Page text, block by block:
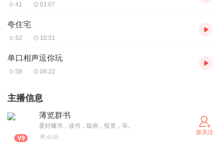
41 01:07
夸住宅
52 10:51
单口相声逗你玩
58 06:22
主播信息
薄览群书
爱好藏书，读书，版画，投资，等。
4168
加关注